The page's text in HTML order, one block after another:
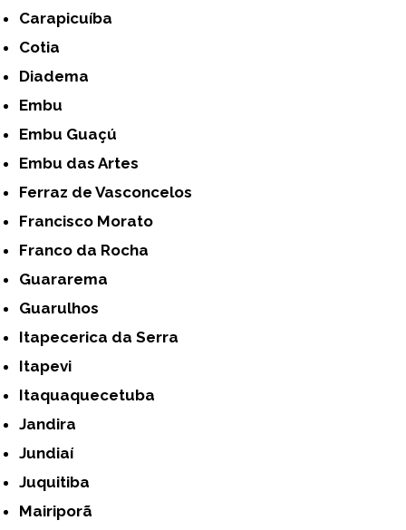
Carapicuíba
Cotia
Diadema
Embu
Embu Guaçú
Embu das Artes
Ferraz de Vasconcelos
Francisco Morato
Franco da Rocha
Guararema
Guarulhos
Itapecerica da Serra
Itapevi
Itaquaquecetuba
Jandira
Jundiaí
Juquitiba
Mairiporã